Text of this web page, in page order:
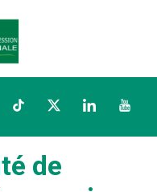
TikTokTwitterLinkedIn
de